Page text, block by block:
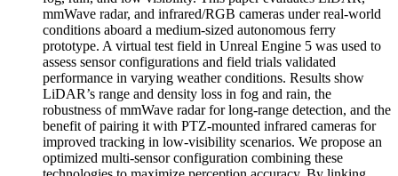
mmWave radar, and infrared/RGB cameras under real-world
conditions aboard a medium-sized autonomous ferry
prototype. A virtual test field in Unreal Engine 5 was used to
assess sensor configurations and field trials validated
performance in varying weather conditions. Results show
LiDAR’s range and density loss in fog and rain, the
robustness of mmWave radar for long-range detection, and the
benefit of pairing it with PTZ-mounted infrared cameras for
improved tracking in low-visibility scenarios. We propose an
optimized multi-sensor configuration combining these